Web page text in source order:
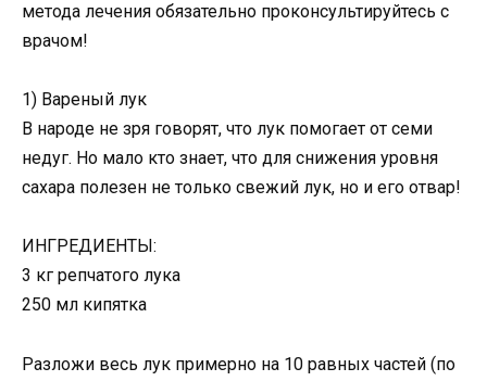
метода лечения обязательно проконсультируйтесь с
врачом!
1) Вареный лук
В народе не зря говорят, что лук помогает от семи
недуг. Но мало кто знает, что для снижения уровня
сахара полезен не только свежий лук, но и его отвар!
ИНГРЕДИЕНТЫ:
3 кг репчатого лука
250 мл кипятка
Разложи весь лук примерно на 10 равных частей (по